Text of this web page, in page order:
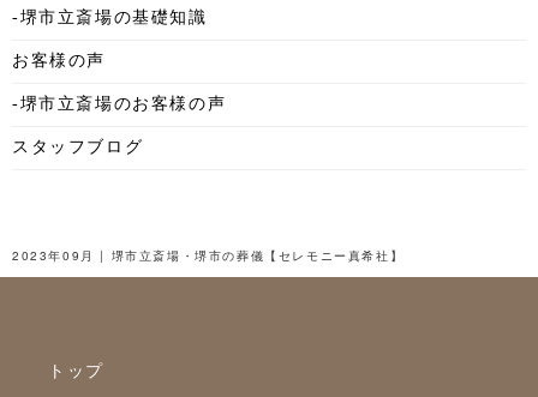
2025年2月
2024年11月
-堺市立斎場の基礎知識
お客様の声
-堺市立斎場のお客様の声
スタッフブログ
2023年09月 | 堺市立斎場・堺市の葬儀【セレモニー真希社】
トップ